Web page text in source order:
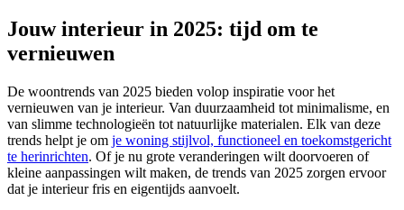
Jouw interieur in 2025: tijd om te
vernieuwen
De woontrends van 2025 bieden volop inspiratie voor het
vernieuwen van je interieur. Van duurzaamheid tot minimalisme, en
van slimme technologieën tot natuurlijke materialen. Elk van deze
trends helpt je om je woning stijlvol, functioneel en toekomstgericht
te herinrichten. Of je nu grote veranderingen wilt doorvoeren of
kleine aanpassingen wilt maken, de trends van 2025 zorgen ervoor
dat je interieur fris en eigentijds aanvoelt.